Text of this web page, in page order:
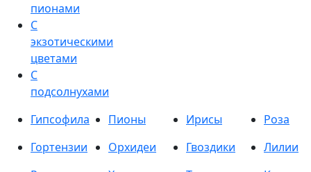
пионами
С
экзотическими
цветами
С
подсолнухами
Гипсофила
Пионы Ирисы
Роза
Гортензии
Орхидеи Гвоздики
Лилии